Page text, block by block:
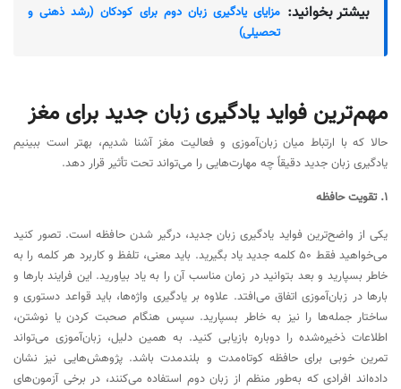
بیشتر بخوانید: مزایای یادگیری زبان دوم برای کودکان (رشد ذهنی و
تحصیلی)
مهم‌ترین فواید یادگیری زبان جدید برای مغز
حالا که با ارتباط میان زبان‌آموزی و فعالیت مغز آشنا شدیم، بهتر است ببینیم
یادگیری زبان جدید دقیقاً چه مهارت‌هایی را می‌تواند تحت تأثیر قرار دهد.
1. تقویت حافظه
یکی از واضح‌ترین فواید یادگیری زبان جدید، درگیر شدن حافظه است. تصور کنید
می‌خواهید فقط ۵۰ کلمه جدید یاد بگیرید. باید معنی، تلفظ و کاربرد هر کلمه را به
خاطر بسپارید و بعد بتوانید در زمان مناسب آن را به یاد بیاورید. این فرایند بارها و
بارها در زبان‌آموزی اتفاق می‌افتد. علاوه بر یادگیری واژه‌ها، باید قواعد دستوری و
ساختار جمله‌ها را نیز به خاطر بسپارید. سپس هنگام صحبت کردن یا نوشتن،
اطلاعات ذخیره‌شده را دوباره بازیابی کنید. به همین دلیل، زبان‌آموزی می‌تواند
تمرین خوبی برای حافظه کوتاه‌مدت و بلندمدت باشد. پژوهش‌هایی نیز نشان
داده‌اند افرادی که به‌طور منظم از زبان دوم استفاده می‌کنند، در برخی آزمون‌های